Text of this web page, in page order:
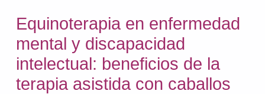
Equinoterapia en enfermedad
mental y discapacidad
intelectual: beneficios de la
terapia asistida con caballos